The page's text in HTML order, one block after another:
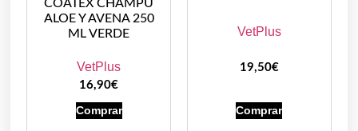
COATEX CHAMPU
ALOE Y AVENA 250
ML VERDE
VetPlus
16,90€
Comprar
VetPlus
19,50€
Comprar